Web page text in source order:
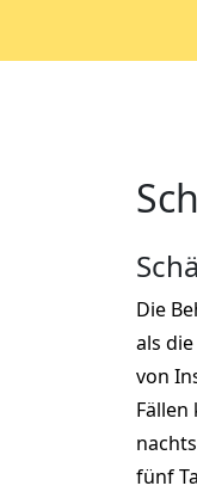
Die
als
von
fünf